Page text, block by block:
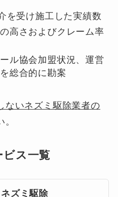
を受け施工した実績数
高さおよびクレーム率
ル協会加盟状況、運営
総合的に勘案
ないネズミ駆除業者の
ビス一覧
ネズミ駆除